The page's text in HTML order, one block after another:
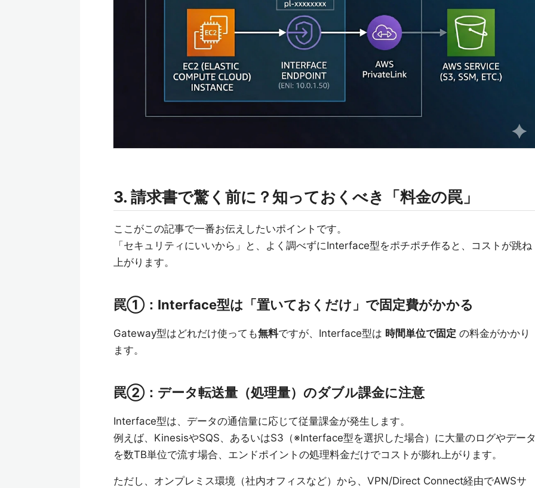
3. 請求書で驚く前に？知っておくべき「料金の罠」
ここがこの記事で一番お伝えしたいポイントです。
「セキュリティにいいから」と、よく調べずにInterface型をポチポチ作ると、コストが跳ね
上がります。
罠①：Interface型は「置いておくだけ」で固定費がかかる
Gateway型はどれだけ使っても無料ですが、Interface型は 時間単位で固定 の料金がかかり
ます。
罠②：データ転送量（処理量）のダブル課金に注意
Interface型は、データの通信量に応じて従量課金が発生します。
例えば、KinesisやSQS、あるいはS3（※Interface型を選択した場合）に大量のログやデー
を数TB単位で流す場合、エンドポイントの処理料金だけでコストが膨れ上がります。
ただし、オンプレミス環境（社内オフィスなど）から、VPN/Direct Connect経由でAWSサ